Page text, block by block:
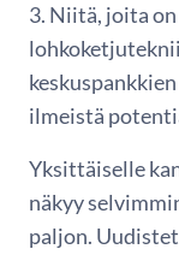
3. Niitä, joita
ilmeistä
Yksittäiselle
näkyy
paljon.